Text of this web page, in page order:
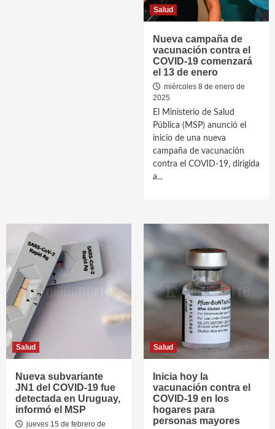
Salud
Nueva campaña de
vacunación contra el
COVID-19 comenzará
el 13 de enero
miércoles 8 de enero de
2025
El Ministerio de Salud
Pública (MSP) anunció el
inicio de una nueva
campaña de vacunación
contra el COVID-19, dirigida
a...
Salud
Nueva subvariante
JN1 del COVID-19 fue
detectada en Uruguay,
informó el MSP
jueves 15 de febrero de
Salud
Inicia hoy la
vacunación contra el
COVID-19 en los
hogares para
personas mayores